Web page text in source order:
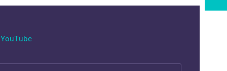
YouTube